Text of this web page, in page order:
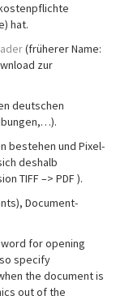
hat.
(früherer Name:
zur
deutschen
bestehen und Pixel-
deshalb
TIFF –> PDF ).
Document-
for opening
specify
the document is
out of the